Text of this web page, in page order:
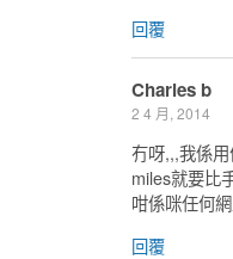
回覆
Charles b
2 4 月, 2014
冇呀,,,我係
miles就要比
咁係咪任何
回覆